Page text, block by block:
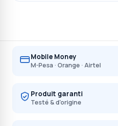
Mobile Money
M-Pesa · Orange · Airtel
Produit garanti
Testé & d'origine